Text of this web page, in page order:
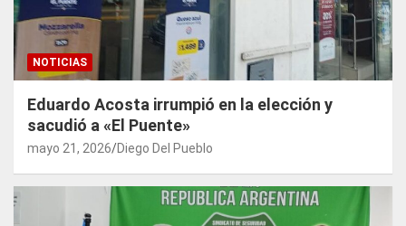
NOTICIAS
Eduardo Acosta irrumpió en la elección y
sacudió a «El Puente»
mayo 21, 2026 Diego Del Pueblo